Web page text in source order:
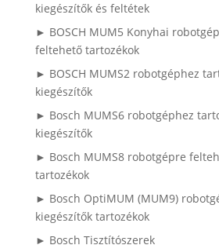
kiegészítők és feltétek
► BOSCH MUM5 Konyhai
feltehető tartozékok
► BOSCH MUMS2 robotgéphez
kiegészítők
► Bosch MUMS6 robotgéphez
kiegészítők
► Bosch MUMS8 robotgépre
tartozékok
► Bosch OptiMUM (MUM9)
kiegészítők tartozékok
► Bosch Tisztítószerek